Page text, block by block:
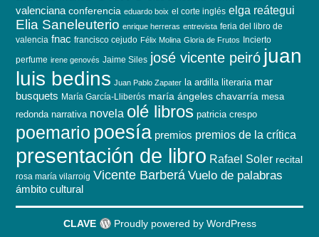
valenciana conferencia eduardo boix el corte inglés elga reátegui
Elia Saneleuterio enrique herreras entrevista feria del libro de
valencia fnac francisco cejudo Félix Molina Gloria de Frutos Incierto
perfume irene genovés Jaime Siles josé vicente peiró juan
luis bedins Juan Pablo Zapater la ardilla literaria mar
busquets María García-Lliberós maría ángeles chavarría mesa
redonda narrativa novela olé libros patricia crespo
poemario poesía premios premios de la crítica
presentación de libro Rafael Soler recital
rosa maría vilarroig Vicente Barberá Vuelo de palabras
ámbito cultural
CLAVE Proudly powered by WordPress